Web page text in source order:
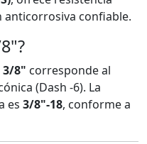
anticorrosiva confiable.
3/8" corresponde al
(Dash -6). La
es 3/8"-18, conforme a